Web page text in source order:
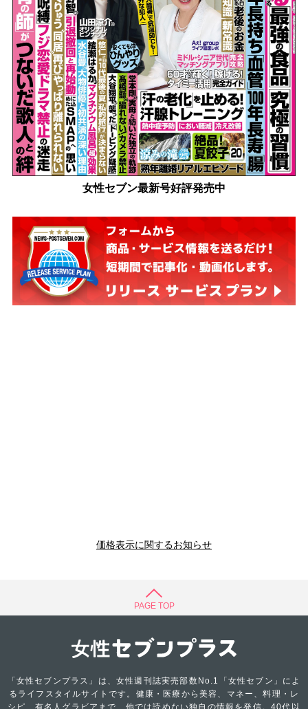
女性セブン最新号好評発売中
価格表示に関するお知らせ
PAGE TOP
「女性セブンプラス」は、女性週刊誌実売部数No.1「女性セブン」によ
るライフスタイルサイトです。健康・医療から美容、マネー、料理・レ
シピ、有名人グラビアまで、他では読めない独自の情報を発信。40代以